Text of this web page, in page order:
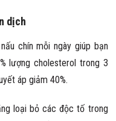
dịch
chín mỗi ngày giúp bạn
lượng cholesterol trong 3
áp giảm 40%.
loại bỏ các độc tố trong